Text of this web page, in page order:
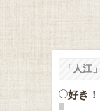
「人江
好き